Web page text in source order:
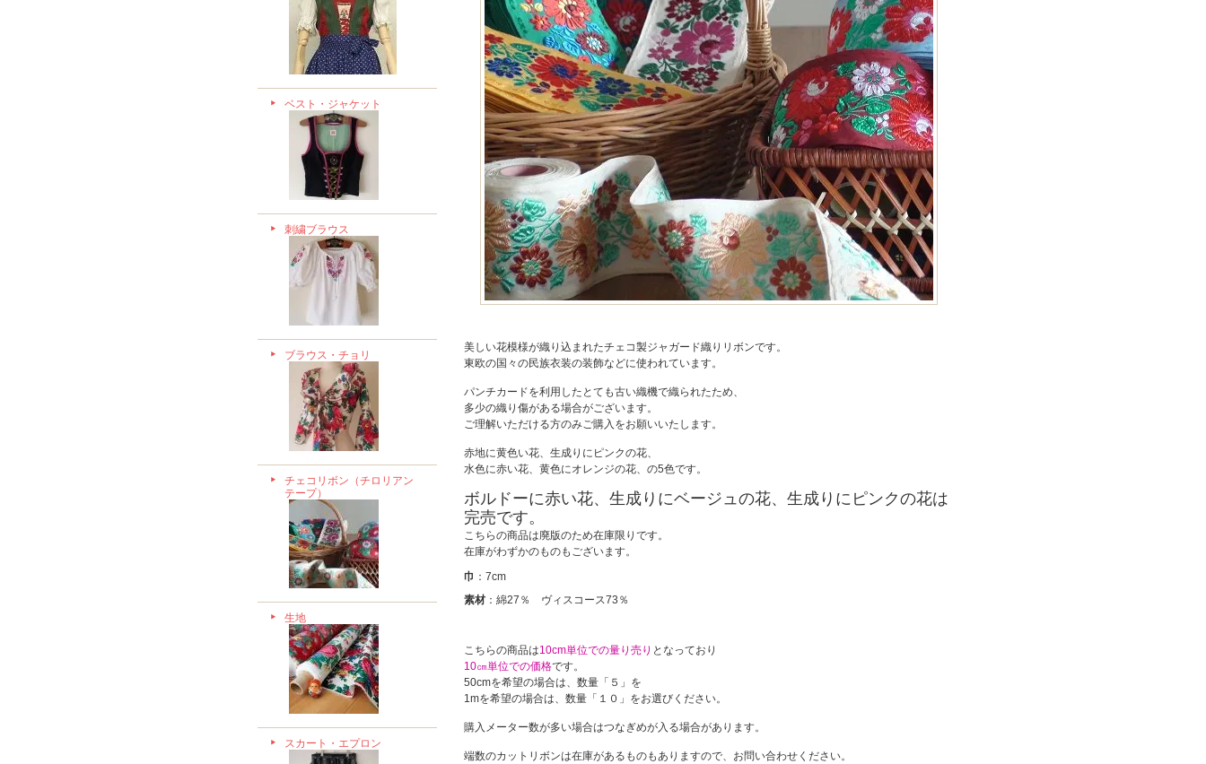
ベスト・ジャケット
刺繍ブラウス
ブラウス・チョリ
チェコリボン（チロリアン
テープ）
生地
スカート・エプロン
美しい花模様が織り込まれたチェコ製ジャガード織りリボンです。
東欧の国々の民族衣装の装飾などに使われています。
パンチカードを利用したとても古い織機で織られたため、
多少の織り傷がある場合がございます。
ご理解いただける方のみご購入をお願いいたします。
赤地に黄色い花、生成りにピンクの花、
水色に赤い花、黄色にオレンジの花、の5色です。
ボルドーに赤い花、生成りにベージュの花、生成りにピンクの花は
完売です。
こちらの商品は廃版のため在庫限りです。
在庫がわずかのものもございます。
巾 ：7cm
素材 ：綿27％ ヴィスコース73％
こちらの商品は10cm単位での量り売り となっており
10㎝単位での価格です。
50cmを希望の場合は、数量「５」を
1mを希望の場合は、数量「１０」をお選びください。
購入メーター数が多い場合はつなぎめが入る場合があります。
端数のカットリボンは在庫があるものもありますので、お問い合わせください。